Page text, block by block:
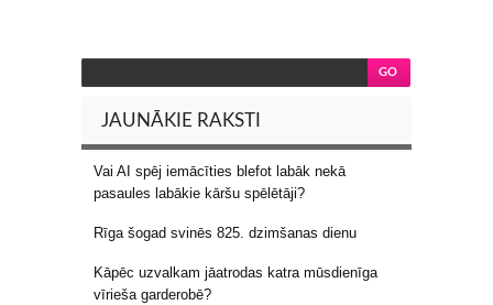
JAUNĀKIE RAKSTI
Vai AI spēj iemācīties blefot labāk nekā
pasaules labākie kāršu spēlētāji?
Rīga šogad svinēs 825. dzimšanas dienu
Kāpēc uzvalkam jāatrodas katra mūsdienīga
vīrieša garderobē?